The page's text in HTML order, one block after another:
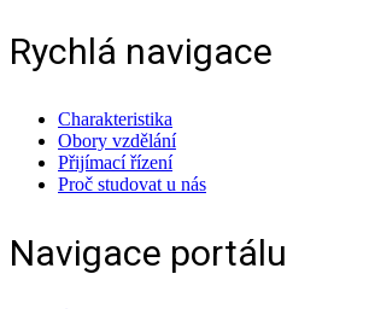
Rychlá navigace
Charakteristika
Obory vzdělání
Přijímací řízení
Proč studovat u nás
Navigace portálu